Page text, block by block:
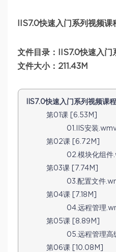
IIS7.0快速入门系列视频
文件目录：IIS7.0快速入门
文件大小：211.43M
IIS7.0快速入门系列视频课
第01课 [6.53M]
01.IIS安装
第02课 [6.72M]
02.模块化组件
第03课 [7.74M]
03.配置文件
第04课 [7.18M]
04.远程管理
第05课 [8.89M]
05.远程管理高
第06课 [10.08M]